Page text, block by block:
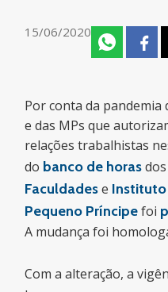
15/06/2020
Por conta da pandemia
e das MPs que
relações trabalhistas
do banco de horas
Faculdadese Instituto
Pequeno Príncipefoi
A mudança foi
Com a alteração, a